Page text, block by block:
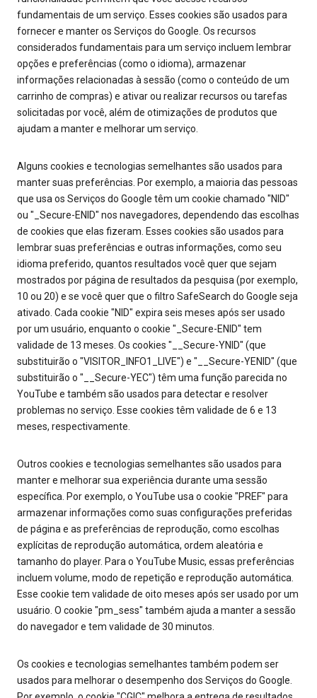
fundamentais de um serviço. Esses cookies são usados para
fornecer e manter os Serviços do Google. Os recursos
considerados fundamentais para um serviço incluem lembrar
opções e preferências (como o idioma), armazenar
informações relacionadas à sessão (como o conteúdo de um
carrinho de compras) e ativar ou realizar recursos ou tarefas
solicitadas por você, além de otimizações de produtos que
ajudam a manter e melhorar um serviço.
Alguns cookies e tecnologias semelhantes são usados para
manter suas preferências. Por exemplo, a maioria das pessoas
que usa os Serviços do Google têm um cookie chamado "NID"
ou "_Secure-ENID" nos navegadores, dependendo das escolhas
de cookies que elas fizeram. Esses cookies são usados para
lembrar suas preferências e outras informações, como seu
idioma preferido, quantos resultados você quer que sejam
mostrados por página de resultados da pesquisa (por exemplo,
10 ou 20) e se você quer que o filtro SafeSearch do Google seja
ativado. Cada cookie "NID" expira seis meses após ser usado
por um usuário, enquanto o cookie "_Secure-ENID" tem
validade de 13 meses. Os cookies "__Secure-YNID" (que
substituirão o "VISITOR_INFO1_LIVE") e "__Secure-YENID" (que
substituirão o "__Secure-YEC") têm uma função parecida no
YouTube e também são usados para detectar e resolver
problemas no serviço. Esse cookies têm validade de 6 e 13
meses, respectivamente.
Outros cookies e tecnologias semelhantes são usados para
manter e melhorar sua experiência durante uma sessão
específica. Por exemplo, o YouTube usa o cookie "PREF" para
armazenar informações como suas configurações preferidas
de página e as preferências de reprodução, como escolhas
explícitas de reprodução automática, ordem aleatória e
tamanho do player. Para o YouTube Music, essas preferências
incluem volume, modo de repetição e reprodução automática.
Esse cookie tem validade de oito meses após ser usado por um
usuário. O cookie "pm_sess" também ajuda a manter a sessão
do navegador e tem validade de 30 minutos.
Os cookies e tecnologias semelhantes também podem ser
usados para melhorar o desempenho dos Serviços do Google.